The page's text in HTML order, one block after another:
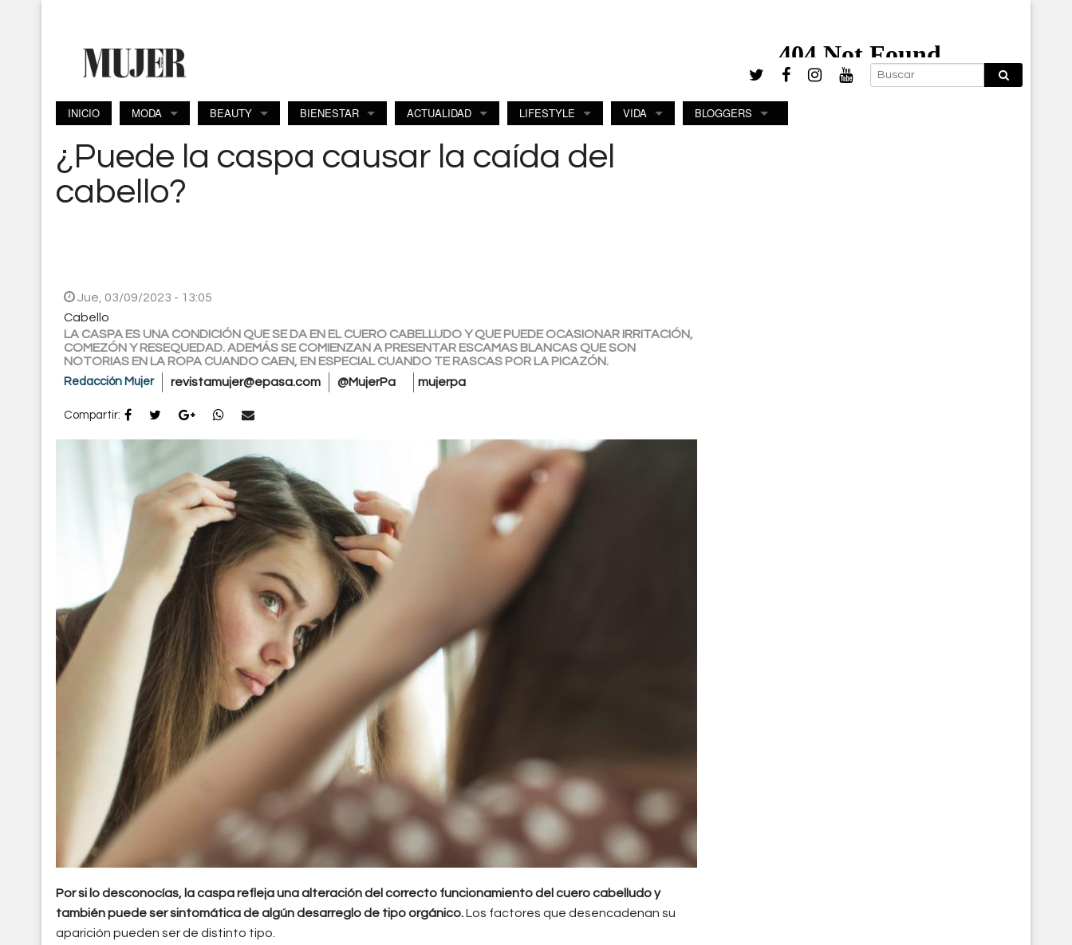
INICIO MODA BEAUTY BIENESTAR ACTUALIDAD LIFESTYLE VIDA BLOGGERS
¿Puede la caspa causar la caída del
cabello?
Jue, 03/09/2023 - 13:05
Cabello
LA CASPA ES UNA CONDICIÓN QUE SE DA EN EL CUERO CABELLUDO Y QUE PUEDE OCASIONAR IRRITACIÓN,
COMEZÓN Y RESEQUEDAD. ADEMÁS SE COMIENZAN A PRESENTAR ESCAMAS BLANCAS QUE SON
NOTORIAS EN LA ROPA CUANDO CAEN, EN ESPECIAL CUANDO TE RASCAS POR LA PICAZÓN.
Redacción Mujer revistamujer@epasa.com @MujerPa mujerpa
Compartir:
Por si lo desconocías, la caspa refleja una alteración del correcto funcionamiento del cuero cabelludo y
también puede ser sintomática de algún desarreglo de tipo orgánico.Los factores que desencadenan su
aparición pueden ser de distinto tipo.